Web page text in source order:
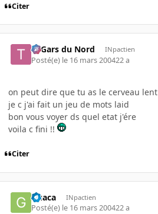
Citer
Ti Gars du Nord INpactien
Posté(e) le 16 mars 200422 a
on peut dire que tu as le cerveau lent
je c j'ai fait un jeu de mots laid
bon vous voyer ds quel etat j'ére
voila c fini !!
Citer
Guaca INpactien
Posté(e) le 16 mars 200422 a